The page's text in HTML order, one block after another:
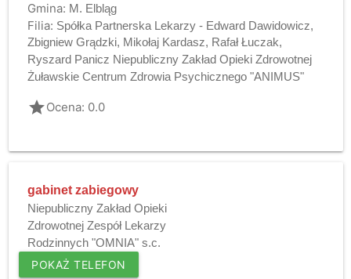
Gmina: M. Elbląg
Filia: Spółka Partnerska Lekarzy - Edward Dawidowicz,
Zbigniew Grądzki, Mikołaj Kardasz, Rafał Łuczak,
Ryszard Panicz Niepubliczny Zakład Opieki Zdrowotnej
Żuławskie Centrum Zdrowia Psychicznego "ANIMUS"
gradeOcena: 0.0
gabinet zabiegowy
Niepubliczny Zakład Opieki
Zdrowotnej Zespół Lekarzy
Rodzinnych "OMNIA" s.c.
POKAŻ TELEFON